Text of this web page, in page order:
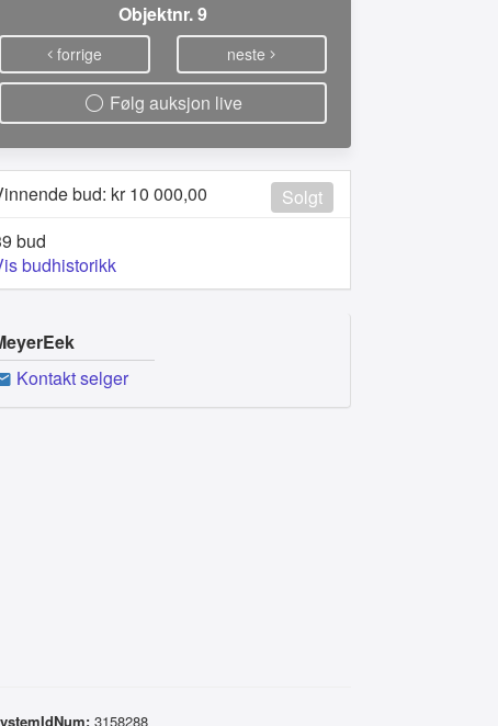
Objektnr. 9
forrige neste
Følg auksjon live
Solgt
bud: kr10 000,00
bud
budhistorikk
Kontakt selger
3158288